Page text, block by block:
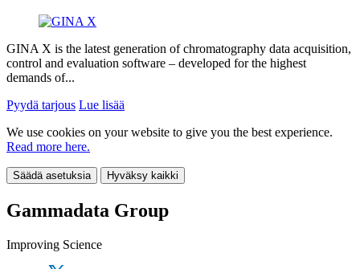
GINA X is the latest generation of chromatography data acquisition,
control and evaluation software – developed for the highest
demands of...
Pyydä tarjous Lue lisää
We use cookies on your website to give you the best experience.
Read more here.
Säädä asetuksia Hyväksy kaikki
Gammadata Group
Improving Science